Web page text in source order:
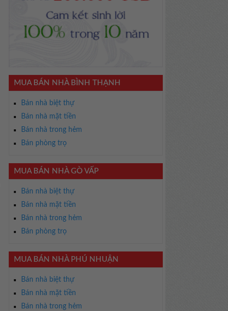
MUA BÁN NHÀ BÌNH THẠNH
Bán nhà biệt thự
Bán nhà mặt tiền
Bán nhà trong hẻm
Bán phòng trọ
MUA BÁN NHÀ GÒ VẤP
Bán nhà biệt thự
Bán nhà mặt tiền
Bán nhà trong hẻm
Bán phòng trọ
MUA BÁN NHÀ PHÚ NHUẬN
Bán nhà biệt thự
Bán nhà mặt tiền
Bán nhà trong hẻm